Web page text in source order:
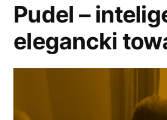
Pudel –
elegancki